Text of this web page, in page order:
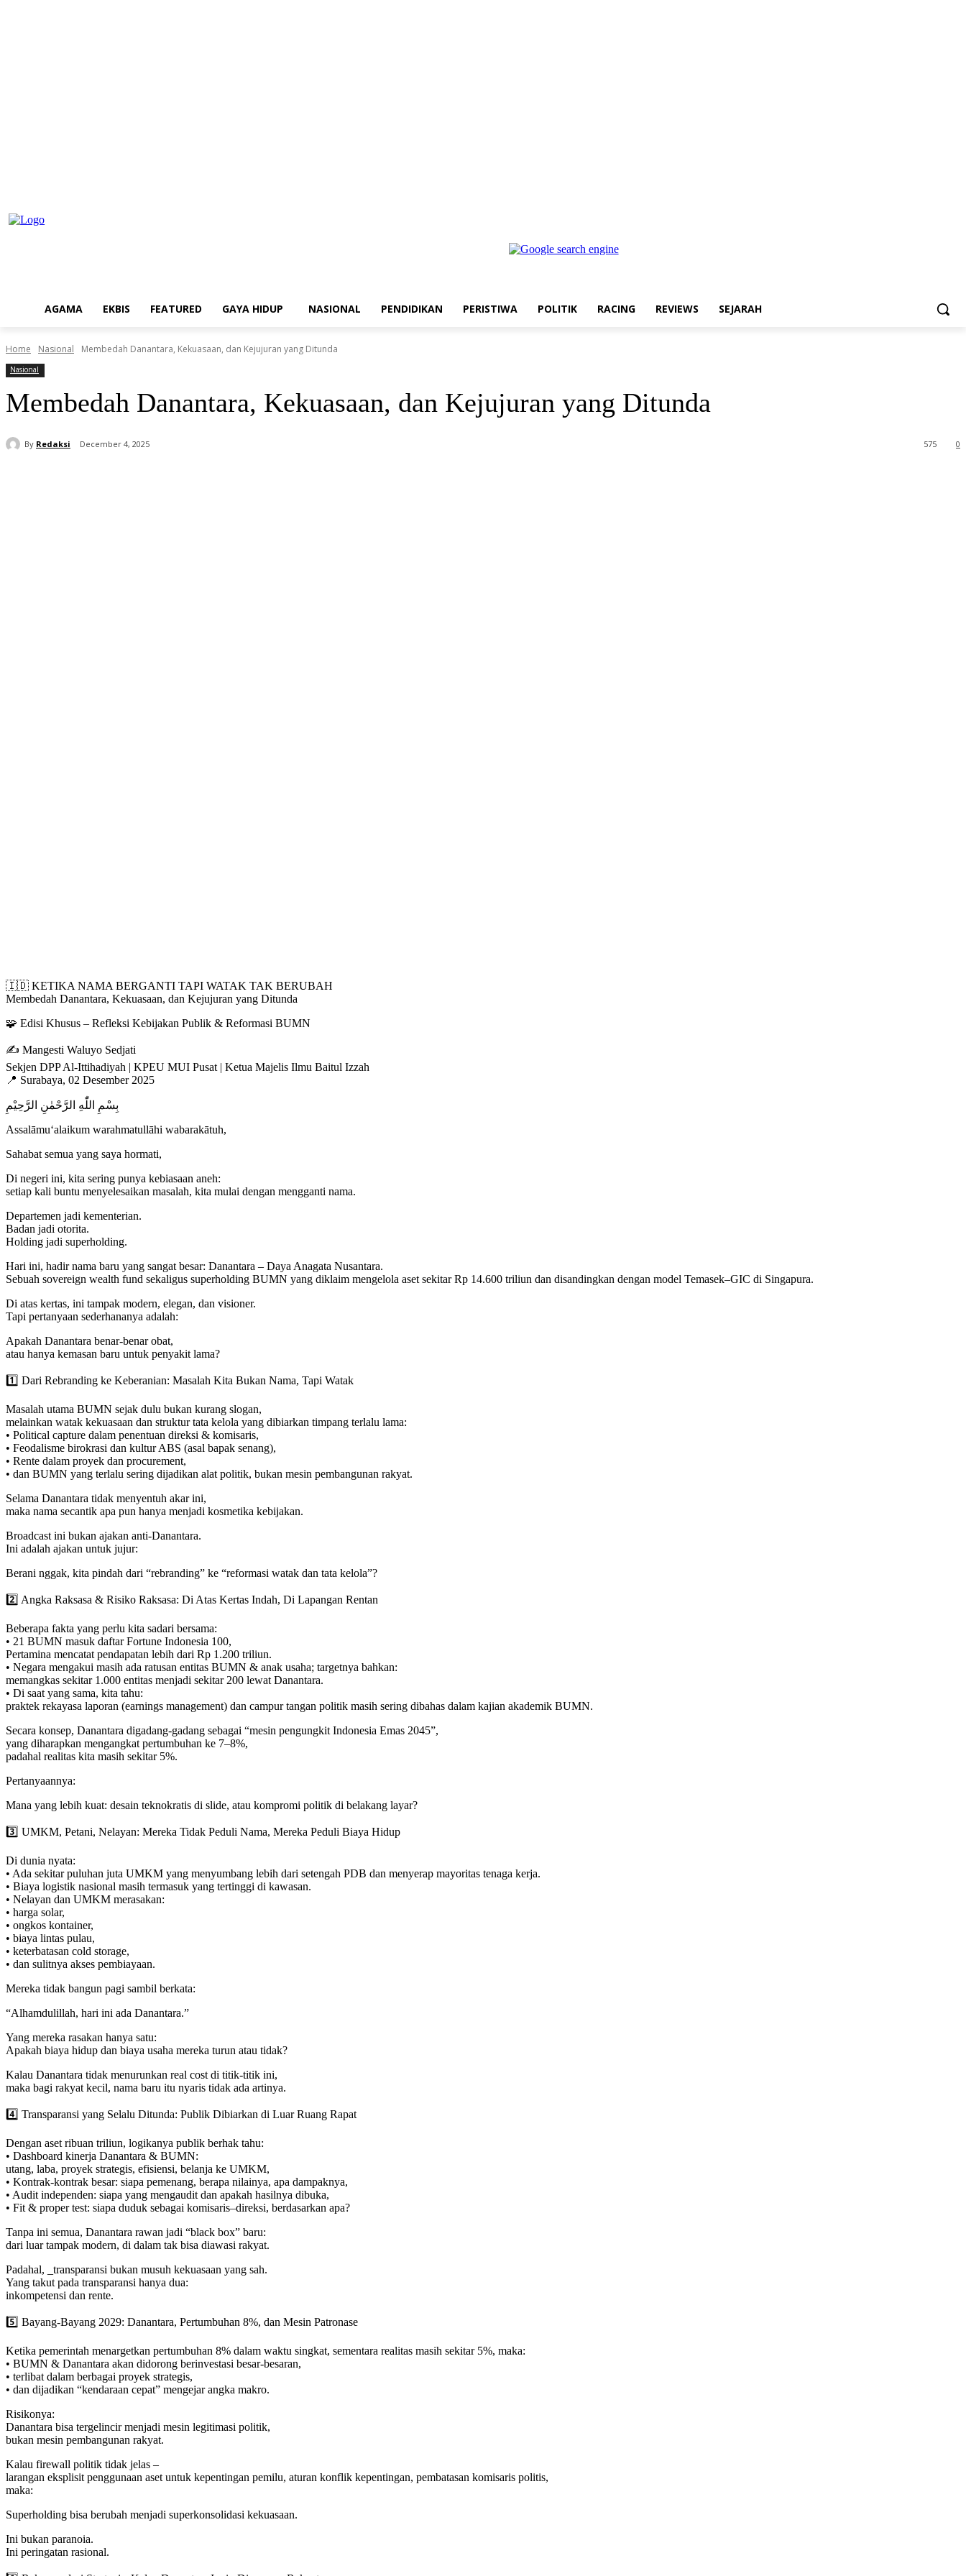
AGAMA EKBIS FEATURED GAYA HIDUP NASIONAL PENDIDIKAN PERISTIWA POLITIK RACING REVIEWS SEJARAH
Home Nasional Membedah Danantara, Kekuasaan, dan Kejujuran yang Ditunda
Nasional
Membedah Danantara, Kekuasaan, dan Kejujuran yang Ditunda
By Redaksi December 4, 2025 0
575
🇮🇩 KETIKA NAMA BERGANTI TAPI WATAK TAK BERUBAH
Membedah Danantara, Kekuasaan, dan Kejujuran yang Ditunda
🧩 Edisi Khusus – Refleksi Kebijakan Publik & Reformasi BUMN
✍️ Mangesti Waluyo Sedjati
Sekjen DPP Al-Ittihadiyah | KPEU MUI Pusat | Ketua Majelis Ilmu Baitul Izzah
📍 Surabaya, 02 Desember 2025
بِسْمِ اللّٰهِ الرَّحْمٰنِ الرَّحِيْمِ
Assalāmu‘alaikum warahmatullāhi wabarakātuh,
Sahabat semua yang saya hormati,
Di negeri ini, kita sering punya kebiasaan aneh:
setiap kali buntu menyelesaikan masalah, kita mulai dengan mengganti nama.
Departemen jadi kementerian.
Badan jadi otorita.
Holding jadi superholding.
Hari ini, hadir nama baru yang sangat besar: Danantara – Daya Anagata Nusantara.
Sebuah sovereign wealth fund sekaligus superholding BUMN yang diklaim mengelola aset sekitar Rp 14.600 triliun dan disandingkan dengan model Temasek–GIC di Singapura.
Di atas kertas, ini tampak modern, elegan, dan visioner.
Tapi pertanyaan sederhananya adalah:
Apakah Danantara benar-benar obat,
atau hanya kemasan baru untuk penyakit lama?
1️⃣ Dari Rebranding ke Keberanian: Masalah Kita Bukan Nama, Tapi Watak
Masalah utama BUMN sejak dulu bukan kurang slogan,
melainkan watak kekuasaan dan struktur tata kelola yang dibiarkan timpang terlalu lama:
• Political capture dalam penentuan direksi & komisaris,
• Feodalisme birokrasi dan kultur ABS (asal bapak senang),
• Rente dalam proyek dan procurement,
• dan BUMN yang terlalu sering dijadikan alat politik, bukan mesin pembangunan rakyat.
Selama Danantara tidak menyentuh akar ini,
maka nama secantik apa pun hanya menjadi kosmetika kebijakan.
Broadcast ini bukan ajakan anti-Danantara.
Ini adalah ajakan untuk jujur:
Berani nggak, kita pindah dari “rebranding” ke “reformasi watak dan tata kelola”?
2️⃣ Angka Raksasa & Risiko Raksasa: Di Atas Kertas Indah, Di Lapangan Rentan
Beberapa fakta yang perlu kita sadari bersama:
• 21 BUMN masuk daftar Fortune Indonesia 100,
Pertamina mencatat pendapatan lebih dari Rp 1.200 triliun.
• Negara mengakui masih ada ratusan entitas BUMN & anak usaha; targetnya bahkan:
memangkas sekitar 1.000 entitas menjadi sekitar 200 lewat Danantara.
• Di saat yang sama, kita tahu:
praktek rekayasa laporan (earnings management) dan campur tangan politik masih sering dibahas dalam kajian akademik BUMN.
Secara konsep, Danantara digadang-gadang sebagai “mesin pengungkit Indonesia Emas 2045”,
yang diharapkan mengangkat pertumbuhan ke 7–8%,
padahal realitas kita masih sekitar 5%.
Pertanyaannya:
Mana yang lebih kuat: desain teknokratis di slide, atau kompromi politik di belakang layar?
3️⃣ UMKM, Petani, Nelayan: Mereka Tidak Peduli Nama, Mereka Peduli Biaya Hidup
Di dunia nyata:
• Ada sekitar puluhan juta UMKM yang menyumbang lebih dari setengah PDB dan menyerap mayoritas tenaga kerja.
• Biaya logistik nasional masih termasuk yang tertinggi di kawasan.
• Nelayan dan UMKM merasakan:
• harga solar,
• ongkos kontainer,
• biaya lintas pulau,
• keterbatasan cold storage,
• dan sulitnya akses pembiayaan.
Mereka tidak bangun pagi sambil berkata:
“Alhamdulillah, hari ini ada Danantara.”
Yang mereka rasakan hanya satu:
Apakah biaya hidup dan biaya usaha mereka turun atau tidak?
Kalau Danantara tidak menurunkan real cost di titik-titik ini,
maka bagi rakyat kecil, nama baru itu nyaris tidak ada artinya.
4️⃣ Transparansi yang Selalu Ditunda: Publik Dibiarkan di Luar Ruang Rapat
Dengan aset ribuan triliun, logikanya publik berhak tahu:
• Dashboard kinerja Danantara & BUMN:
utang, laba, proyek strategis, efisiensi, belanja ke UMKM,
• Kontrak-kontrak besar: siapa pemenang, berapa nilainya, apa dampaknya,
• Audit independen: siapa yang mengaudit dan apakah hasilnya dibuka,
• Fit & proper test: siapa duduk sebagai komisaris–direksi, berdasarkan apa?
Tanpa ini semua, Danantara rawan jadi “black box” baru:
dari luar tampak modern, di dalam tak bisa diawasi rakyat.
Padahal, _transparansi bukan musuh kekuasaan yang sah.
Yang takut pada transparansi hanya dua:
inkompetensi dan rente.
5️⃣ Bayang-Bayang 2029: Danantara, Pertumbuhan 8%, dan Mesin Patronase
Ketika pemerintah menargetkan pertumbuhan 8% dalam waktu singkat, sementara realitas masih sekitar 5%, maka:
• BUMN & Danantara akan didorong berinvestasi besar-besaran,
• terlibat dalam berbagai proyek strategis,
• dan dijadikan “kendaraan cepat” mengejar angka makro.
Risikonya:
Danantara bisa tergelincir menjadi mesin legitimasi politik,
bukan mesin pembangunan rakyat.
Kalau firewall politik tidak jelas –
larangan eksplisit penggunaan aset untuk kepentingan pemilu, aturan konflik kepentingan, pembatasan komisaris politis,
maka:
Superholding bisa berubah menjadi superkonsolidasi kekuasaan.
Ini bukan paranoia.
Ini peringatan rasional.